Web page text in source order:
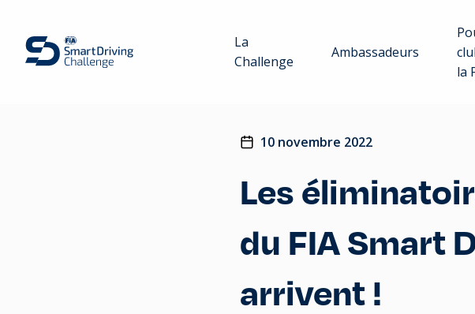
La
Challenge
Ambassadeurs
la
10 novembre 2022
Les
du FIA Smart
arrivent !